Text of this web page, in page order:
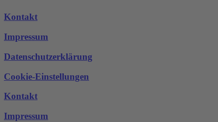
Kontakt
Impressum
Datenschutzerklärung
Cookie-Einstellungen
Kontakt
Impressum